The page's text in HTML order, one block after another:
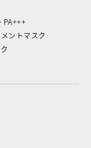
ントマスク